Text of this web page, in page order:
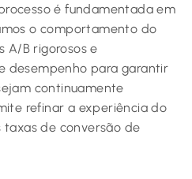
é fundamentada em
o comportamento do
A/B rigorosos e
desempenho para garantir
continuamente
refinar a experiência do
taxas de conversão de